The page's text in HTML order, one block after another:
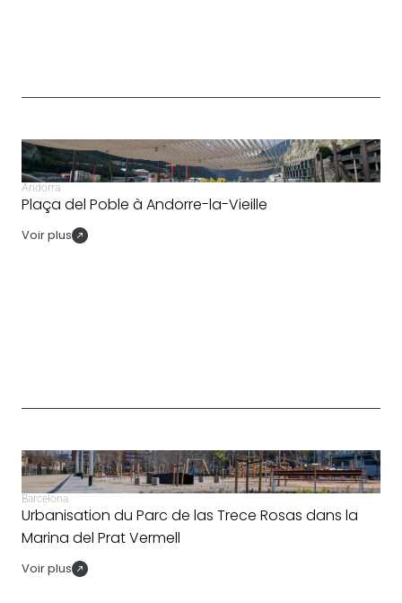
Andorra
Plaça del Poble à Andorre-la-Vieille
Voir plus
Barcelona
Urbanisation du Parc de las Trece Rosas dans la
Marina del Prat Vermell
Voir plus